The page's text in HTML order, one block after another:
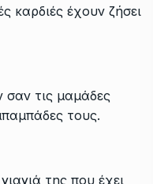
καρδιές έχουν ζήσει
σαν τις μαμάδες
τους.
της που έχει